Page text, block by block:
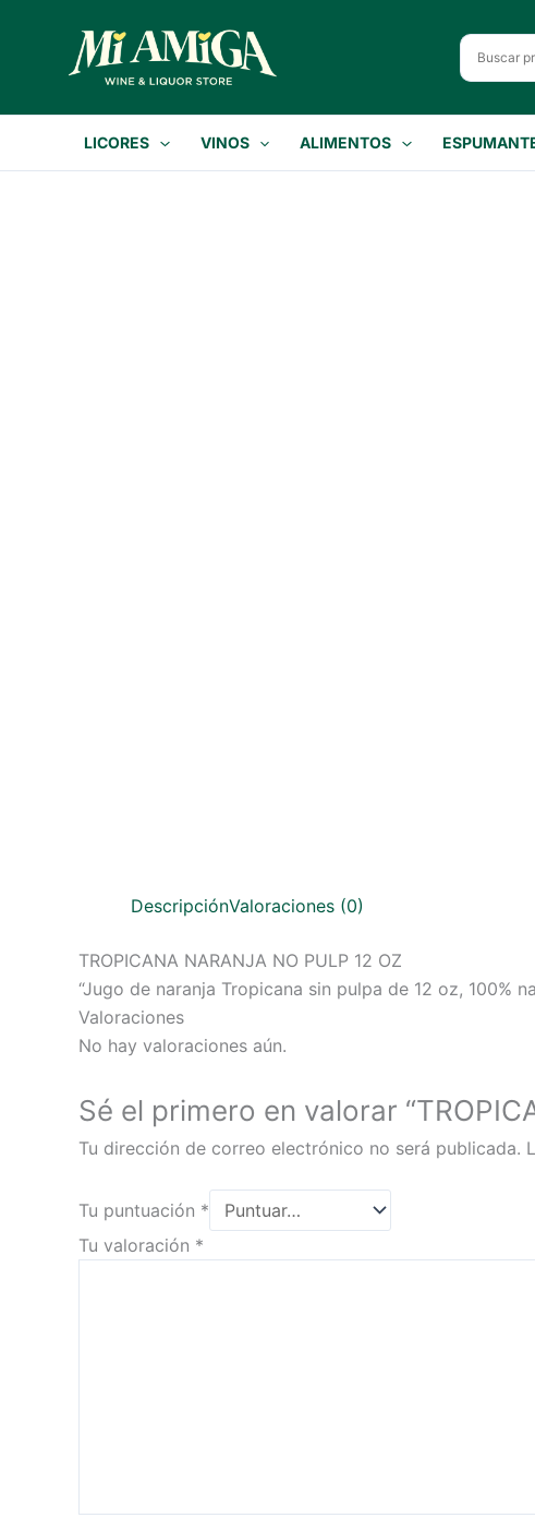
contenido
LICORES VINOS ALIMENTOS
DescripciónValoraciones (0)
TROPICANA NARANJA NO PULP 12 OZ
“Jugo de naranja Tropicana sin pulpa de 12 oz,
Valoraciones
No hay valoraciones aún.
Sé el primero en valorar
Tu dirección de correo electrónico no será publicada.
Tu puntuación *
Tu valoración *